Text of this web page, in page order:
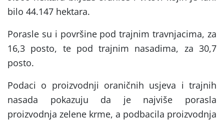
bilo 44.147 hektara.
Porasle su i površine pod trajnim travnjacima, za
16,3 posto, te pod trajnim nasadima, za 30,7
posto.
Podaci o proizvodnji oraničnih usjeva i trajnih
nasada pokazuju da je najviše porasla
proizvodnja zelene krme, a podbacila proizvodnja